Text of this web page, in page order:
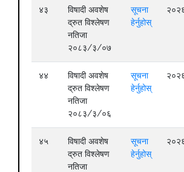
४३
विषादी अवशेष
द्रुत विश्लेषण
नतिजा
२०८३/३/०७
सूचना
हेर्नुहोस्
४४
विषादी अवशेष
द्रुत विश्लेषण
नतिजा
२०८३/३/०६
सूचना
हेर्नुहोस्
४५
विषादी अवशेष
द्रुत विश्लेषण
नतिजा
सूचना
हेर्नुहोस्